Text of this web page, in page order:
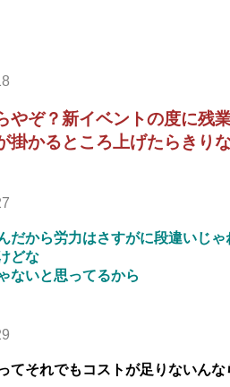
やぞ？新イベントの度に残
掛かるところ上げたらきり
だから労力はさすがに段違いじゃ
どな
ないと思ってるから
てそれでもコストが足りないん